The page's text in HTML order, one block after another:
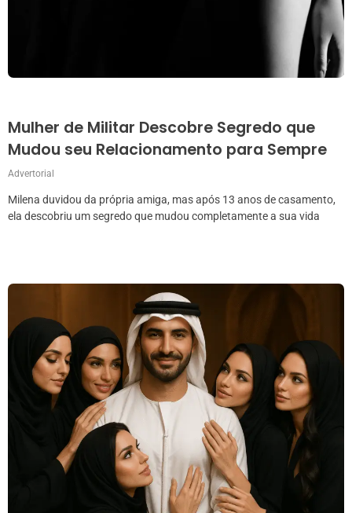
Mulher de Militar Descobre Segredo que
Mudou seu Relacionamento para Sempre
Advertorial
Milena duvidou da própria amiga, mas após 13 anos de casamento,
ela descobriu um segredo que mudou completamente a sua vida